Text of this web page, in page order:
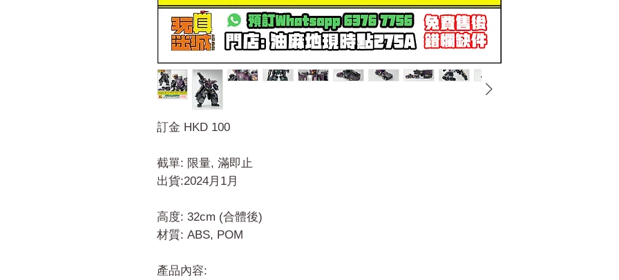
訂金 HKD 100
截單: 限量, 滿即止
出貨:2024月1月
高度: 32cm (合體後)
材質: ABS, POM
產品內容: